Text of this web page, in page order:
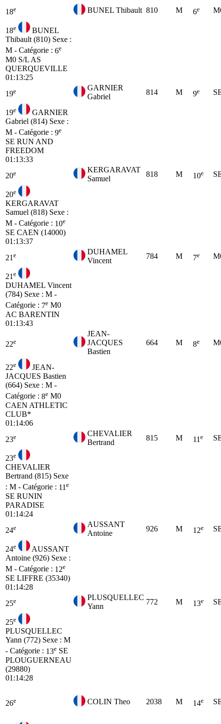
18e BUNEL Thibault 810 M 6e
18e
BUNEL
Thibault (810) Sexe :
M - Catégorie : 6e
M0 S/L AS
QUERQUEVILLE
01:13:25
19e
GARNIER
Gabriel
814 M 9e
19e
GARNIER
Gabriel (814) Sexe :
M - Catégorie : 9e
SE RUN AND
FREEDOM
01:13:33
20e
KERGARAVAT
Samuel
818 M 10e
20e
KERGARAVAT
Samuel (818) Sexe :
M - Catégorie : 10e
SE CAEN (14000)
01:13:37
21 e
DUHAMEL
Vincent
784 M 7e
21 e
DUHAMEL Vincent
(784) Sexe : M -
Catégorie : 7e M0
AC BARENTIN
01:13:43
22e
JEAN-
JACQUES
Bastien
664 M 8e
22e
JEAN-
JACQUES Bastien
(664) Sexe : M -
Catégorie : 8e M0
CAEN ATHLETIC
CLUB*
01:14:06
23e
CHEVALIER
Bertrand
815 M 11 e
23e
CHEVALIER
Bertrand (815) Sexe
: M - Catégorie : 11 e
SE RUNIN
PARADISE
01:14:24
24e
AUSSANT
Antoine
926 M 12e
24e
AUSSANT
Antoine (926) Sexe :
M - Catégorie : 12e
SE LIFFRE (35340)
01:14:28
25e
PLUSQUELLEC
Yann
772 M 13e
25e
PLUSQUELLEC
Yann (772) Sexe : M
- Catégorie : 13e SE
PLOUGUERNEAU
(29880)
01:14:28
26e COLIN Theo 2038 M 14e